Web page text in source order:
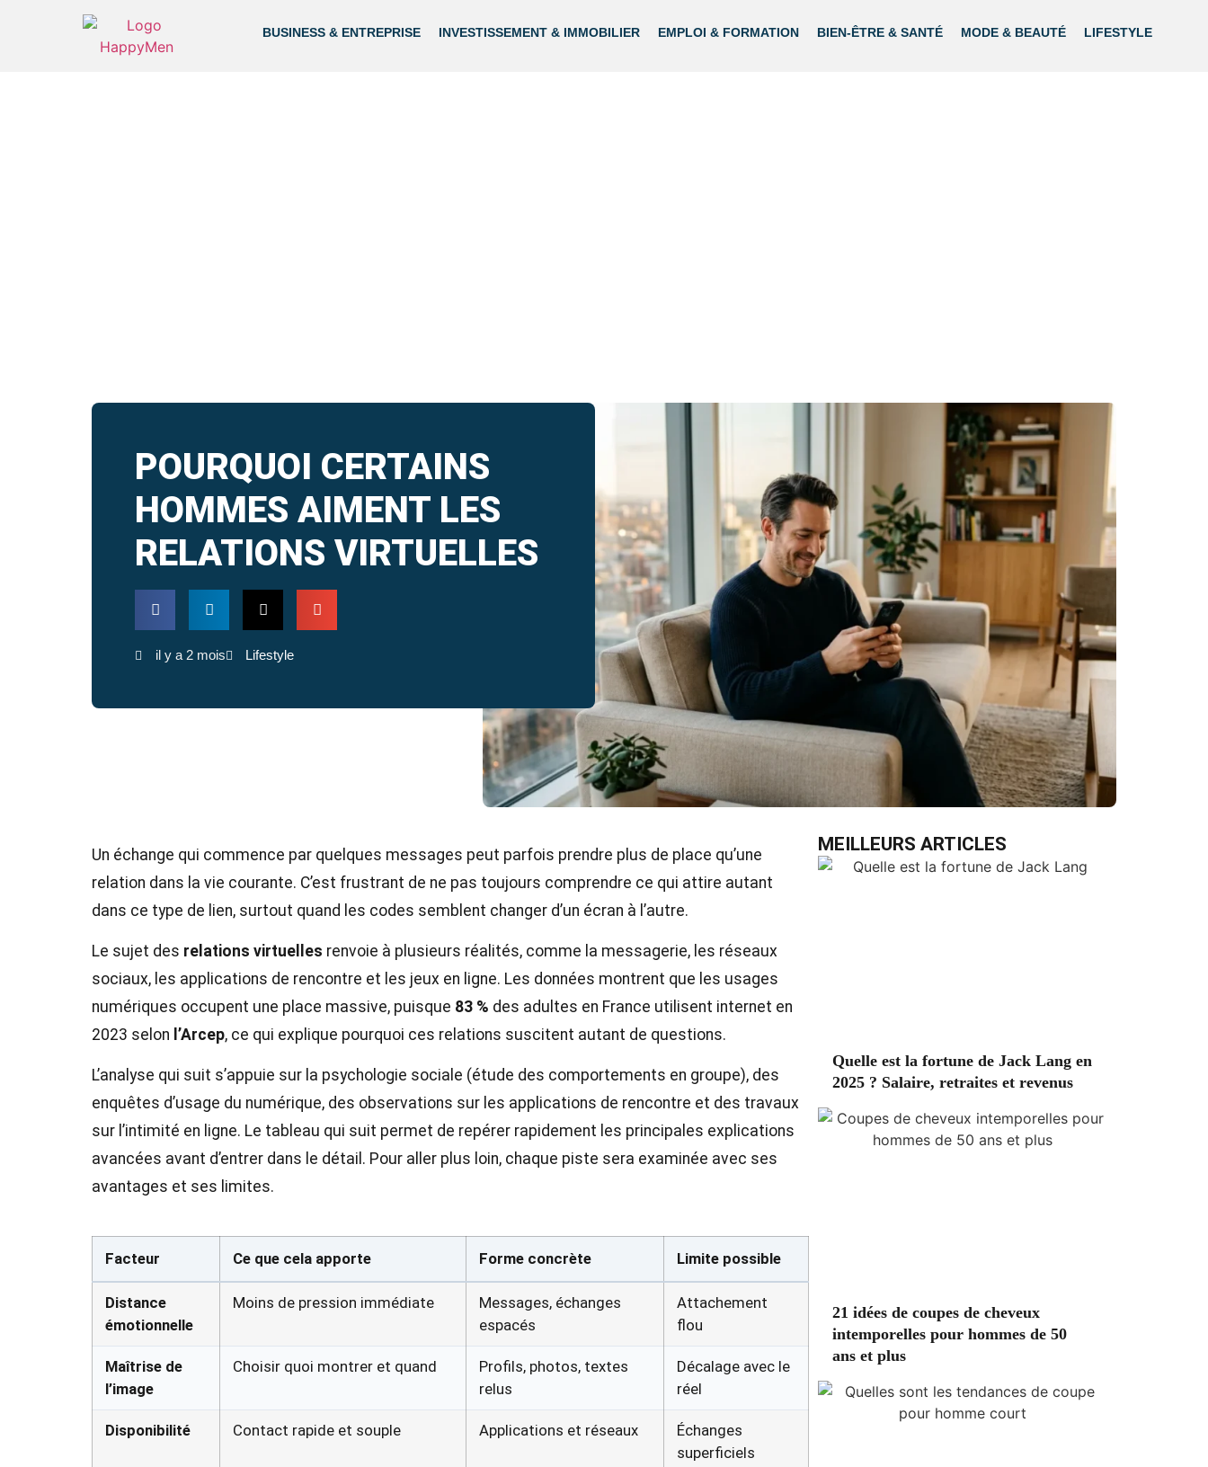
BUSINESS & ENTREPRISE INVESTISSEMENT & IMMOBILIER EMPLOI & FORMATION BIEN-ÊTRE & SANTÉ MODE & BEAUTÉ LIFESTYLE
POURQUOI CERTAINS
HOMMES AIMENT LES
RELATIONS VIRTUELLES
il y a 2 mois Lifestyle
Un échange qui commence par quelques messages peut parfois prendre plus de place qu’une
relation dans la vie courante. C’est frustrant de ne pas toujours comprendre ce qui attire autant
dans ce type de lien, surtout quand les codes semblent changer d’un écran à l’autre.
Le sujet des relations virtuelles renvoie à plusieurs réalités, comme la messagerie, les réseaux
sociaux, les applications de rencontre et les jeux en ligne. Les données montrent que les usages
numériques occupent une place massive, puisque 83 % des adultes en France utilisent internet en
2023 selon l’Arcep, ce qui explique pourquoi ces relations suscitent autant de questions.
L’analyse qui suit s’appuie sur la psychologie sociale (étude des comportements en groupe), des
enquêtes d’usage du numérique, des observations sur les applications de rencontre et des travaux
sur l’intimité en ligne. Le tableau qui suit permet de repérer rapidement les principales explications
avancées avant d’entrer dans le détail. Pour aller plus loin, chaque piste sera examinée avec ses
avantages et ses limites.
Facteur Ce que cela apporte Forme concrète Limite possible
Distance
émotionnelle
Moins de pression immédiate
Messages, échanges
espacés
Attachement
flou
Maîtrise de
l’image
Choisir quoi montrer et quand
Profils, photos, textes
relus
Décalage avec le
réel
Disponibilité Contact rapide et souple Applications et réseaux
Échanges
superficiels
MEILLEURS ARTICLES
Quelle est la fortune de Jack Lang en
2025 ? Salaire, retraites et revenus
21 idées de coupes de cheveux
intemporelles pour hommes de 50
ans et plus